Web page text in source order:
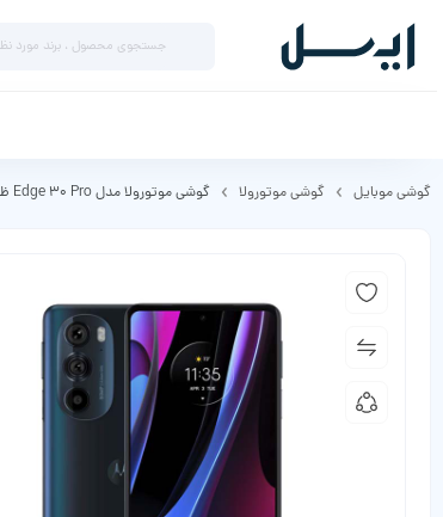
گوشی موبایل گوشی موتورولا گوشی موتورولا مدل Edge 30 Pro ظرفیت 512 گیگابایت رم 12